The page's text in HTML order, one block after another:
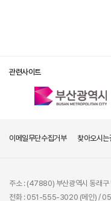
관련사이트
이메일무단수집거부 찾아오시는
주소 : (47880) 부산광역시 동래
전화 : 051-555-3020 (메인) /